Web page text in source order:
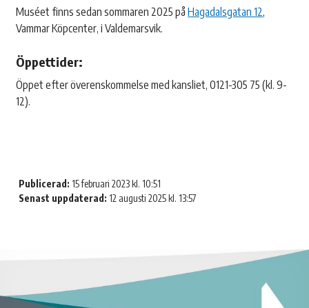
Muséet finns sedan sommaren 2025 påHagadalsgatan 12,
Vammar Köpcenter, i Valdemarsvik.
Öppettider:
Öppet efter överenskommelse med kansliet, 0121-305 75 (kl. 9-
12).
Publicerad: 15 februari 2023 kl. 10:51
Senast uppdaterad: 12 augusti 2025 kl. 13:57